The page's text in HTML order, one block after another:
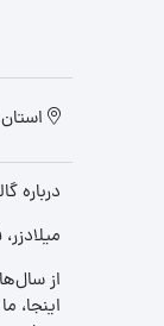
درباره
از سال‌ها پیش، با ۱۴ سال سابقه‌ی تخصصی در صنعت طلا و
اینجا،